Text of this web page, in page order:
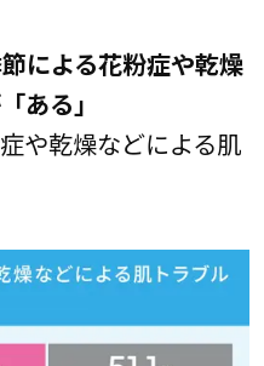
による花粉症や乾燥
ある」
や乾燥などによる肌